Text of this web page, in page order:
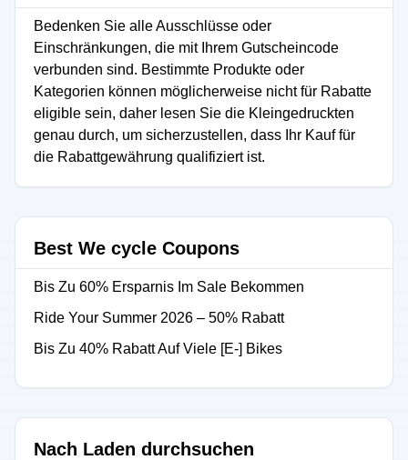
Bedenken Sie alle Ausschlüsse oder
Einschränkungen, die mit Ihrem Gutscheincode
verbunden sind. Bestimmte Produkte oder
Kategorien können möglicherweise nicht für Rabatte
eligible sein, daher lesen Sie die Kleingedruckten
genau durch, um sicherzustellen, dass Ihr Kauf für
die Rabattgewährung qualifiziert ist.
Best We cycle Coupons
Bis Zu 60% Ersparnis Im Sale Bekommen
Ride Your Summer 2026 – 50% Rabatt
Bis Zu 40% Rabatt Auf Viele [E-] Bikes
Nach Laden durchsuchen